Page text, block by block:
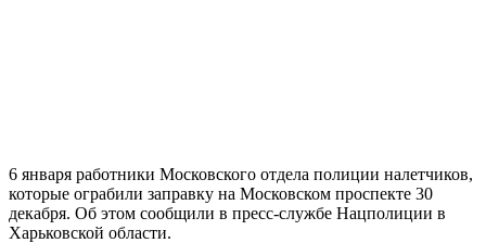
6 января работники Московского отдела полиции налетчиков,
которые ограбили заправку на Московском проспекте 30
декабря. Об этом сообщили в пресс-службе Нацполиции в
Харьковской области.